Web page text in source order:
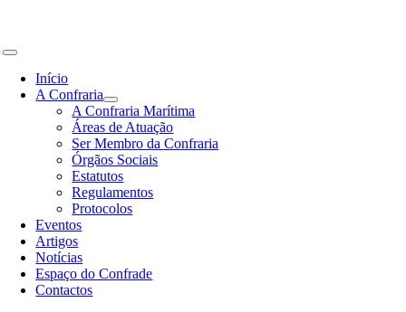
content
Toggle
NavigationInício
A Confraria
A Confraria Marítima
Áreas de Atuação
Ser Membro da Confraria
Órgãos Sociais
Estatutos
Regulamentos
Protocolos
Eventos
Artigos
Notícias
Espaço do Confrade
Contactos